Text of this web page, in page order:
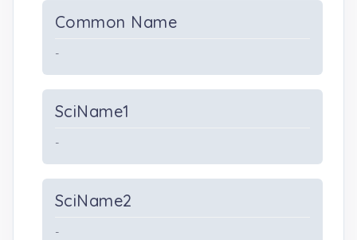
Common Name
-
SciName1
-
SciName2
-